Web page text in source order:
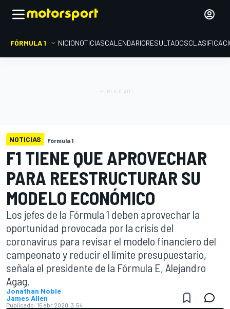
FÓRMULA 1 INICIONOTICIASCALENDARIORESULTADOS
NOTICIAS Fórmula 1
F1 TIENE QUE APROVECHAR
PARA REESTRUCTURAR SU
MODELO ECONÓMICO
Los jefes de la Fórmula 1 deben aprovechar la
oportunidad provocada por la crisis del
coronavirus para revisar el modelo financiero del
campeonato y reducir el límite presupuestario,
señala el presidente de la Fórmula E, Alejandro
Agag.
Jonathan Noble
James Allen
Publicado: 15 abr 2020, 3:54